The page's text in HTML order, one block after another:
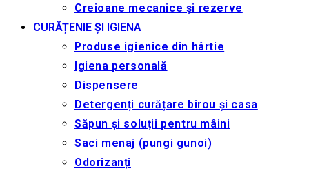
Creioane mecanice și rezerve
CURĂȚENIE ȘI IGIENA
Produse igienice din hârtie
Igiena personală
Dispensere
Detergenți curățare birou și casa
Săpun și soluții pentru mâini
Saci menaj (pungi gunoi)
Odorizanți